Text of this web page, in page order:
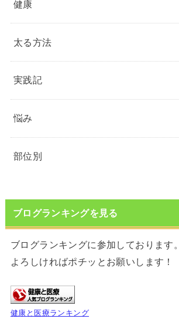
健康
太る方法
実践記
悩み
部位別
ブログランキングを見る
ブログランキングに参加しております。
よろしければポチッとお願いします！
健康と医療ランキング